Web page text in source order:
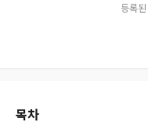
등록
목차